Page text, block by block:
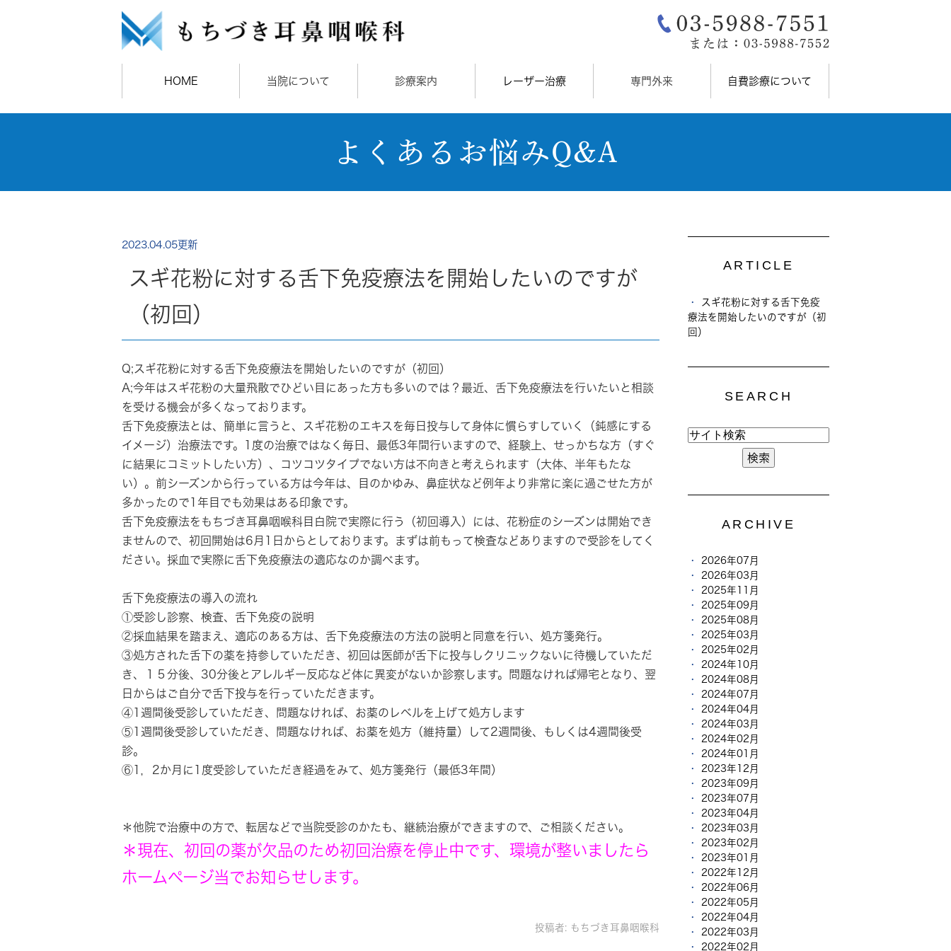
HOME 当院について 診療案内 レーザー治療 専門外来 自費診療について
よくあるお悩みQ&A
2023.04.05更新
スギ花粉に対する舌下免疫療法を開始したいのですが
（初回）
Q;スギ花粉に対する舌下免疫療法を開始したいのですが（初回）
A;今年はスギ花粉の大量飛散でひどい目にあった方も多いのでは？最近、舌下免疫療法を行いたいと相談
を受ける機会が多くなっております。
舌下免疫療法とは、 簡単に言うと、スギ花粉のエキスを毎日投与して身体に慣らすしていく（鈍感にする
イメージ）治療法です。1度の治療ではなく 毎日、最低3年間行いますので、経験上、せっかちな方（すぐ
に結果にコミットしたい方）、コツコツタイプでない方は不向きと考えられます（大体、半年もたな
い）。前シーズンから行っている方は今年は、目のかゆみ、鼻症状など例年より非常に楽に過ごせた方が
多かったので1年目でも効果はある印象です。
舌下免疫療法をもちづき耳鼻咽喉科目白院で実際に行う（初回導入）には、花粉症のシーズンは開始でき
ませんので、初回開始は6月1日からとしております。まずは前もって検査などありますので受診をしてく
ださい。採血で実際に舌下免疫療法の適応なのか調べます。
舌下免疫療法の導入の流れ
①受診し診察、検査、舌下免疫の説明
②採血結果を踏まえ、適応のある方は、舌下免疫療法の方法の説明と同意を行い、処方箋発行。
③処方された舌下の薬を持参していただき、初回は医師が舌下に投与しクリニックないに待機していただ
き、１５分後、30分後とアレルギー反応など体に異変がないか診察します。問題なければ帰宅となり、翌
日からはご自分で舌下投与を行っていただきます。
④1週間後受診していただき、問題なければ、お薬のレベルを上げて処方します
⑤1週間後受診していただき、問題なければ、お薬を処方（維持量）して2週間後、もしくは4週間後受
診。
⑥1，2か月に1度受診していただき経過をみて、処方箋発行（最低3年間）
＊他院で治療中の方で、転居などで当院受診のかたも、継続治療ができますので、ご相談ください。
＊現在、初回の薬が欠品のため初回治療を停止中です、環境が整いましたら
ホームページ当でお知らせします。
投稿者: もちづき耳鼻咽喉科
ARTICLE
スギ花粉に対する舌下免疫
療法を開始したいのですが（初
回）
SEARCH
ARCHIVE
2026年07月
2026年03月
2025年11月
2025年09月
2025年08月
2025年03月
2025年02月
2024年10月
2024年08月
2024年07月
2024年04月
2024年03月
2024年02月
2024年01月
2023年12月
2023年09月
2023年07月
2023年04月
2023年03月
2023年02月
2023年01月
2022年12月
2022年06月
2022年05月
2022年04月
2022年03月
2022年02月